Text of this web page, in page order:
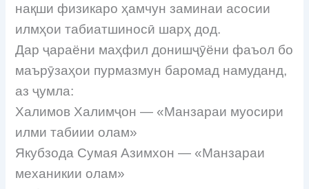
нақши физикаро ҳамчун заминаи асосии
илмҳои табиатшиносӣ шарҳ дод.
Дар ҷараёни маҳфил донишҷӯёни фаъол бо
маърӯзаҳои пурмазмун баромад намуданд,
аз ҷумла:
Халимов Халимҷон — «Манзараи муосири
илми табиии олам»
Якубзода Сумая Азимхон — «Манзараи
механикии олам»